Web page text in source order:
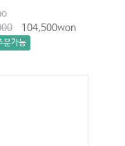
104,500won
문가능